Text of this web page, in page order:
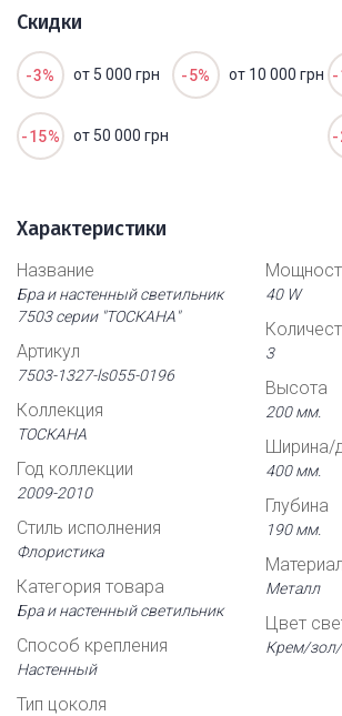
Скидки
-3% от 5 000 грн -5% от 10 000 грн -
-15% от 50 000 грн -
Характеристики
Название
Бра и настенный светильник
7503 серии "ТОСКАНА"
Артикул
7503-1327-ls055-0196
Коллекция
ТОСКАНА
Год коллекции
2009-2010
Стиль исполнения
Флористика
Категория товара
Бра и настенный светильник
Способ крепления
Настенный
Тип цоколя
40 W
3
Высота
200 мм.
Ширина/
400 мм.
Глубина
190 мм.
Материал
Металл
Цвет
Крем/